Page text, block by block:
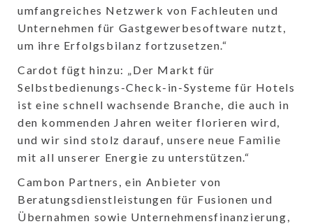
umfangreiches Netzwerk von Fachleuten und
Unternehmen für Gastgewerbesoftware nutzt,
um ihre Erfolgsbilanz fortzusetzen.“
Cardot fügt hinzu: „Der Markt für
Selbstbedienungs-Check-in-Systeme für Hotels
ist eine schnell wachsende Branche, die auch in
den kommenden Jahren weiter florieren wird,
und wir sind stolz darauf, unsere neue Familie
mit all unserer Energie zu unterstützen.“
Cambon Partners, ein Anbieter von
Beratungsdienstleistungen für Fusionen und
Übernahmen sowie Unternehmensfinanzierung,